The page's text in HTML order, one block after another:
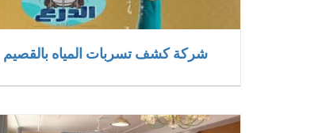
شركة كشف تسربات المياه بالقصيم